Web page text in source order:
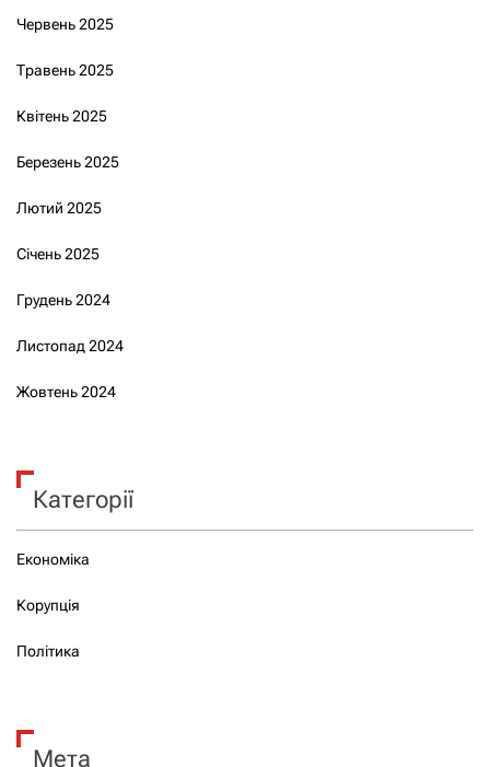
Червень 2025
Травень 2025
Квітень 2025
Березень 2025
Лютий 2025
Січень 2025
Грудень 2024
Листопад 2024
Жовтень 2024
Категорії
Економіка
Корупція
Політика
Мета